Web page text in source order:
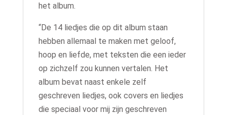
het album.
“De 14 liedjes die op dit album staan
hebben allemaal te maken met geloof,
hoop en liefde, met teksten die een ieder
op zichzelf zou kunnen vertalen. Het
album bevat naast enkele zelf
geschreven liedjes, ook covers en liedjes
die speciaal voor mij zijn geschreven